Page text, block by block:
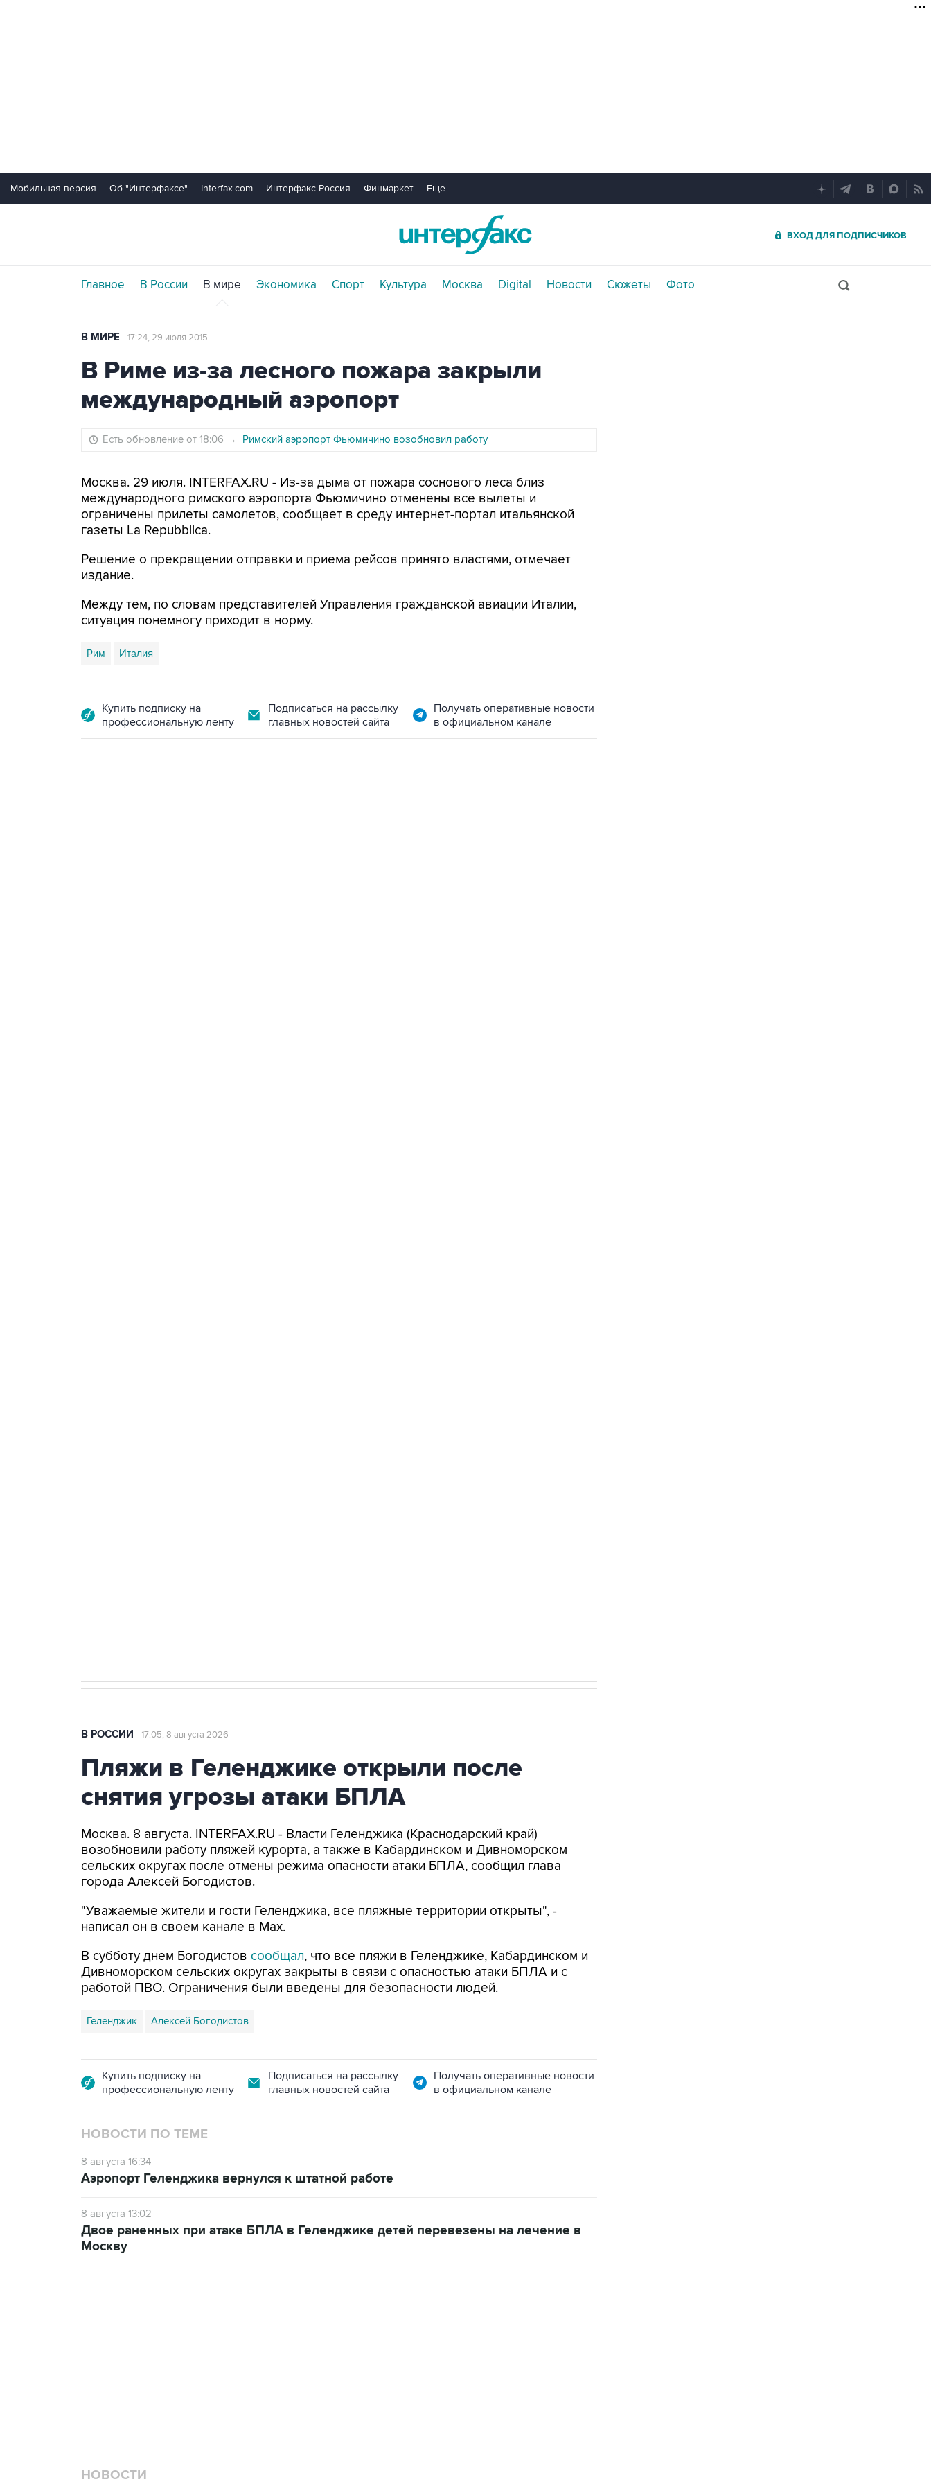
Мобильная версия Об "Интерфаксе" Interfax.com Интерфакс-Россия Финмаркет Еще...
ВХОД ДЛЯ ПОДПИСЧИКОВ
Главное В России В мире Экономика Спорт Культура Москва Digital Новости Сюжеты Фото
В МИРЕ 17:24, 29 июля 2015
В Риме из-за лесного пожара закрыли
международный аэропорт
Есть обновление от 18:06 → Римский аэропорт Фьюмичино возобновил работу
Москва. 29 июля. INTERFAX.RU - Из-за дыма от пожара соснового леса близ
международного римского аэропорта Фьюмичино отменены все вылеты и
ограничены прилеты самолетов, сообщает в среду интернет-портал итальянской
газеты La Repubblica.
Решение о прекращении отправки и приема рейсов принято властями, отмечает
издание.
Между тем, по словам представителей Управления гражданской авиации Италии,
ситуация понемногу приходит в норму.
Рим Италия
Купить подписку на
профессиональную ленту
Подписаться на рассылку
главных новостей сайта
Получать оперативные новости
в официальном канале
В РОССИИ 17:05, 8 августа 2026
Пляжи в Геленджике открыли после
снятия угрозы атаки БПЛА
Москва. 8 августа. INTERFAX.RU - Власти Геленджика (Краснодарский край)
возобновили работу пляжей курорта, а также в Кабардинском и Дивноморском
сельских округах после отмены режима опасности атаки БПЛА, сообщил глава
города Алексей Богодистов.
"Уважаемые жители и гости Геленджика, все пляжные территории открыты", -
написал он в своем канале в Max.
В субботу днем Богодистов сообщал, что все пляжи в Геленджике, Кабардинском и
Дивноморском сельских округах закрыты в связи с опасностью атаки БПЛА и с
работой ПВО. Ограничения были введены для безопасности людей.
Геленджик Алексей Богодистов
Купить подписку на
профессиональную ленту
Подписаться на рассылку
главных новостей сайта
Получать оперативные новости
в официальном канале
НОВОСТИ ПО ТЕМЕ
8 августа 16:34
Аэропорт Геленджика вернулся к штатной работе
8 августа 13:02
Двое раненных при атаке БПЛА в Геленджике детей перевезены на лечение в
Москву
НОВОСТИ